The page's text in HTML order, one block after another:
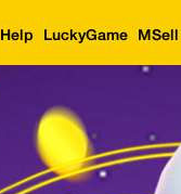
Help LuckyGame MSell